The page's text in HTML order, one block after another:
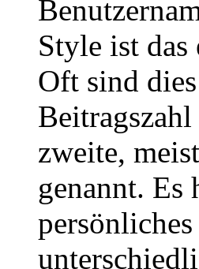
Style ist
Oft sind
zweite,
genannt. Es